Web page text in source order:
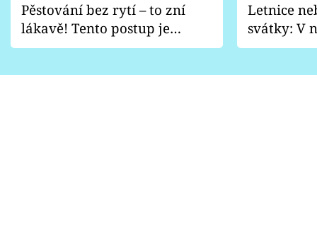
Pěstování bez rytí – to zní
lákavě! Tento postup je
vhodný jen pro některé
Letnice
svátky: V
pondělí